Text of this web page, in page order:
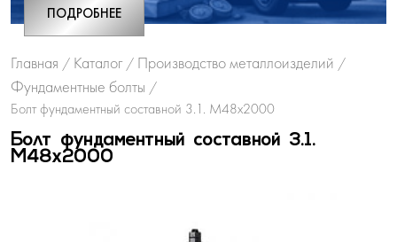
ПОДРОБНЕЕ
Главная / Каталог / Производство металлоизделий /
Фундаментные болты /
Болт фундаментный составной 3.1. М48х2000
Болт фундаментный составной 3.1.
М48х2000